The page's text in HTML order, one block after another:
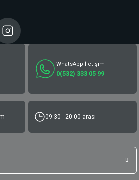
WhatsApp İletişim
0(532) 333 05 99
09:30 - 20:00 arası